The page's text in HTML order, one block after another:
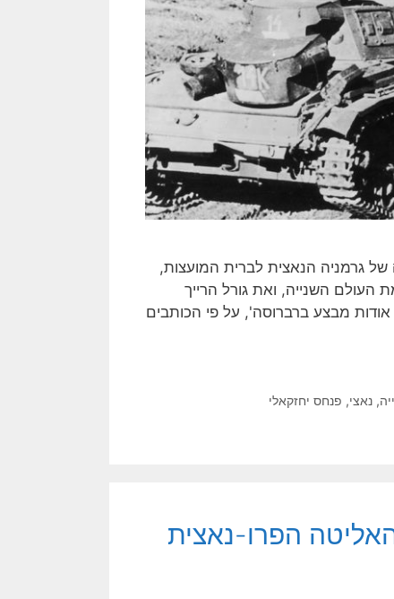
של גרמניה הנאצית לברית המועצות,
השנייה, ואת גורל הרייך
אודות מבצע ברברוסה', על פי הכותבים
, נאצי, פנחס יחזקאלי
הפרו-נאצית